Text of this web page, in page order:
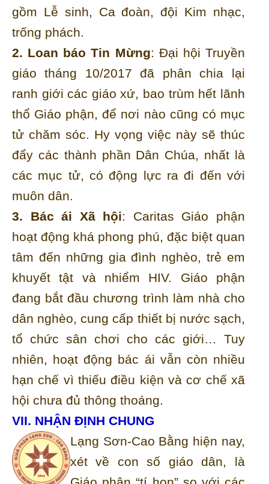
gồm Lễ sinh, Ca đoàn, đội Kim nhạc,
trống phách.
2. Loan báo Tin Mừng: Đại hội Truyền
giáo tháng 10/2017 đã phân chia lại
ranh giới các giáo xứ, bao trùm hết lãnh
thổ Giáo phận, để nơi nào cũng có mục
tử chăm sóc. Hy vọng việc này sẽ thúc
đẩy các thành phần Dân Chúa, nhất là
các mục tử, có động lực ra đi đến với
muôn dân.
3. Bác ái Xã hội: Caritas Giáo phận
hoạt động khá phong phú, đặc biệt quan
tâm đến những gia đình nghèo, trẻ em
khuyết tật và nhiểm HIV. Giáo phận
đang bắt đầu chương trình làm nhà cho
dân nghèo, cung cấp thiết bị nước sạch,
tổ chức sân chơi cho các giới… Tuy
nhiên, hoạt động bác ái vẫn còn nhiều
hạn chế vì thiếu điều kiện và cơ chế xã
hội chưa đủ thông thoáng.
VII. NHẬN ĐỊNH CHUNG
Lạng Sơn-Cao Bằng hiện nay,
xét về con số giáo dân, là